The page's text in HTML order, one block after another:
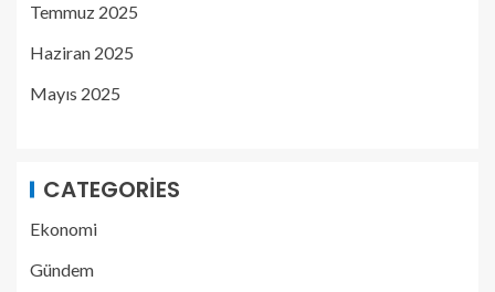
Temmuz 2025
Haziran 2025
Mayıs 2025
CATEGORIES
Ekonomi
Gündem